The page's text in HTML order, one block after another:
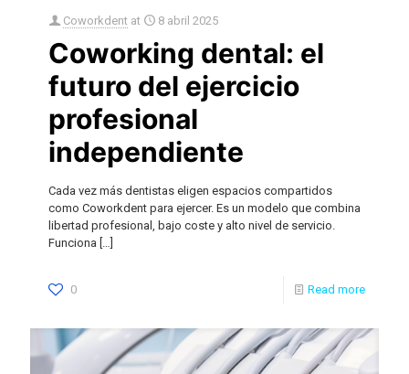
Coworkdent at 8 abril 2025
Coworking dental: el
futuro del ejercicio
profesional
independiente
Cada vez más dentistas eligen espacios compartidos
como Coworkdent para ejercer. Es un modelo que combina
libertad profesional, bajo coste y alto nivel de servicio.
Funciona […]
0 Read more